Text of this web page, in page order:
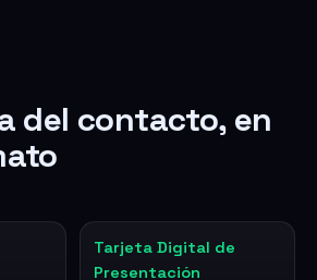
del contacto, en
Tarjeta Digital de
Presentación